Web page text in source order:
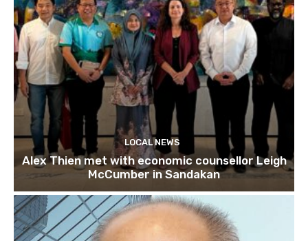
LOCAL NEWS
Alex Thien met with economic counsellor Leigh
McCumber in Sandakan